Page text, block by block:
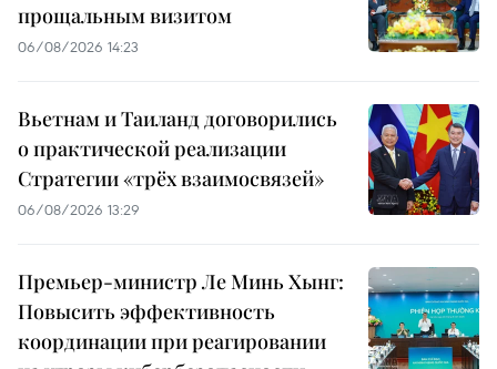
прощальным визитом
06/08/2026 14:23
Вьетнам и Таиланд договорились
о практической реализации
Стратегии «трёх взаимосвязей»
06/08/2026 13:29
Премьер-министр Ле Минь Хынг:
Повысить эффективность
координации при реагировании